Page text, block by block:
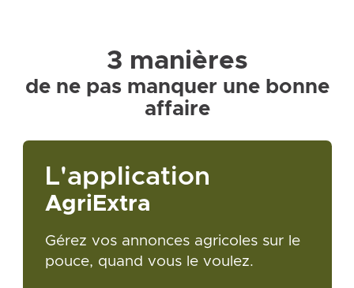
3 manières
de ne pas manquer une bonne
affaire
L'application
AgriExtra
Gérez vos annonces agricoles sur le
pouce, quand vous le voulez.